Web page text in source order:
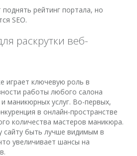
рейтинг портала, но
SEO.
раскрутки веб-
играет ключевую роль в
работы любого салона
маникюрных услуг. Во-первых,
в онлайн-пространстве
количества мастеров маникюра.
сайту быть лучше видимым в
увеличивает шансы на